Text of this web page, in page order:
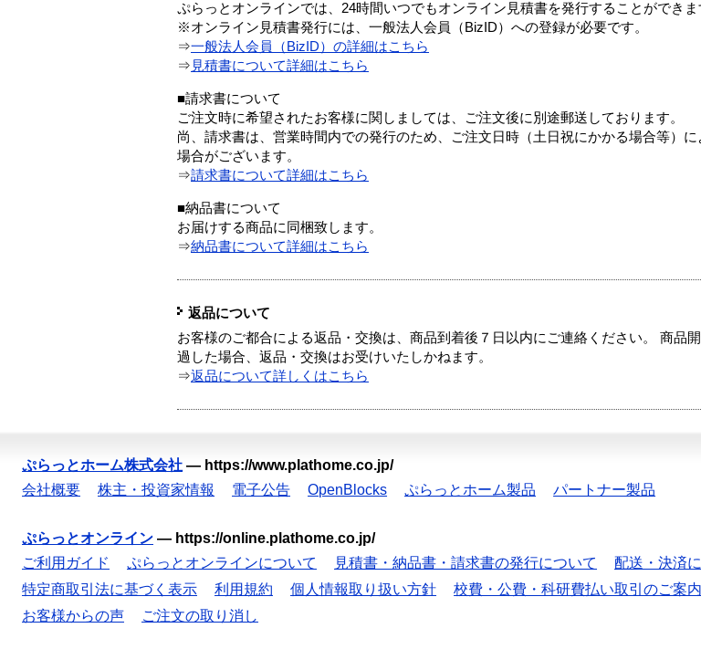
ぷらっとオンラインでは、24時間いつでもオンライン見積書を発行することができま
※オンライン見積書発行には、一般法人会員（BizID）への登録が必要です。
⇒一般法人会員（BizID）の詳細はこちら
⇒ 見積書について詳細はこちら
■請求書について
ご注文時に希望されたお客様に関しましては、ご注文後に別途郵送しております。
尚、請求書は、営業時間内での発行のため、ご注文日時（土日祝にかかる場合等）
場合がございます。
⇒請求書について詳細はこちら
■納品書について
お届けする商品に同梱致します。
⇒納品書について詳細はこちら
返品について
お客様のご都合による返品・交換は、商品到着後７日以内にご連絡ください。 商品
過した場合、返品・交換はお受けいたしかねます。
⇒返品について詳しくはこちら
ぷらっとホーム株式会社 — https://www.plathome.co.jp/
会社概要
株主・投資家情報 電子公告 OpenBlocks ぷらっとホーム製品 パートナー製品
ぷらっとオンライン — https://online.plathome.co.jp/
ご利用ガイド
ぷらっとオンラインについて 見積書・納品書・請求書の発行について 配送・決済
特定商取引法に基づく表示
利用規約 個人情報取り扱い方針 校費・公費・科研費払い取引のご案内
お客様からの声
ご注文の取り消し